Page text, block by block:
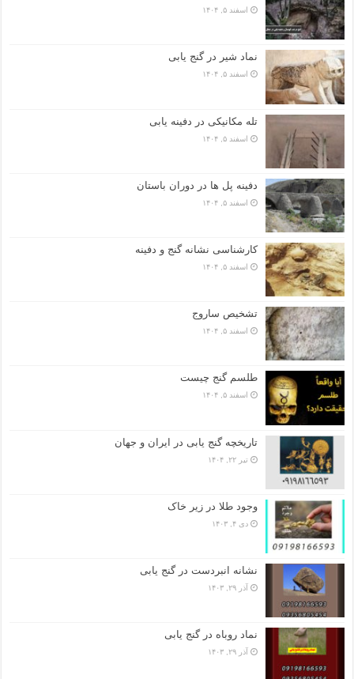
اسفند ۵, ۱۴۰۴
نماد شیر در گنج یابی
اسفند ۵, ۱۴۰۴
تله مکانیکی در دفینه یابی
اسفند ۵, ۱۴۰۴
دفینه پل ها در دوران باستان
اسفند ۵, ۱۴۰۴
کارشناسی نشانه گنج و دفینه
اسفند ۵, ۱۴۰۴
تشخیص ساروج
اسفند ۵, ۱۴۰۴
طلسم گنج چیست
اسفند ۵, ۱۴۰۴
تاریخچه گنج‌ یابی در ایران و جهان
تیر ۲۲, ۱۴۰۴
وجود طلا در زیر خاک
دی ۴, ۱۴۰۳
نشانه انبردست در گنج یابی
آذر ۲۹, ۱۴۰۳
نماد روباه در گنج یابی
آذر ۲۹, ۱۴۰۳